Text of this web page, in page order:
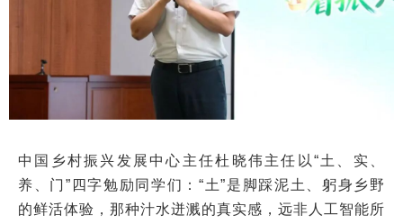
中国乡村振兴发展中心主任杜晓伟主任以“土、实、
养、门”四字勉励同学们：“土”是脚踩泥土、躬身乡野
的鲜活体验，那种汁水迸溅的真实感，远非人工智能所